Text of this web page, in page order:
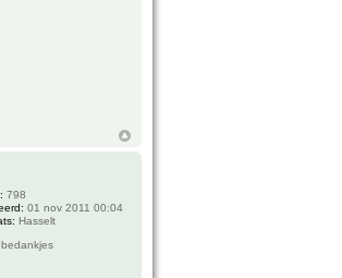
798
01 nov 2011 00:04
Hasselt